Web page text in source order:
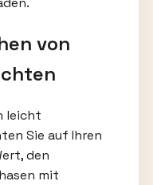
von
leicht
Sie auf Ihren
den
mit